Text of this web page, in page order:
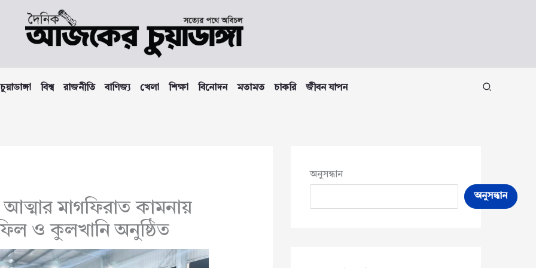
চুয়াডাঙ্গা বিশ্ব রাজনীতি বাণিজ্য খেলা শিক্ষা বিনোদন মতামত চাকরি জীবন যাপন
মাগফিরাত কামনায়
ও কুলখানি অনুষ্ঠিত
অনুসন্ধান
অনুসন্ধান